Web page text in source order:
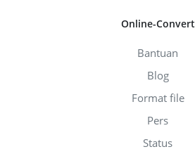
Online-Convert
Bantuan
Blog
Format file
Pers
Status